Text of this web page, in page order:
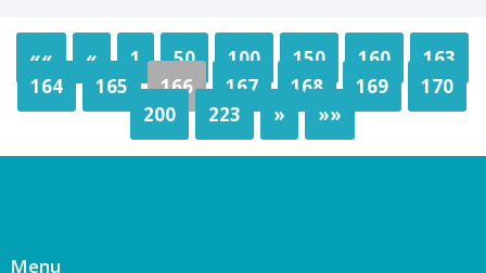
«« « 1 50 100 150 160
163
164
165 166 167 168 169
170
200
223 » »»
Menu